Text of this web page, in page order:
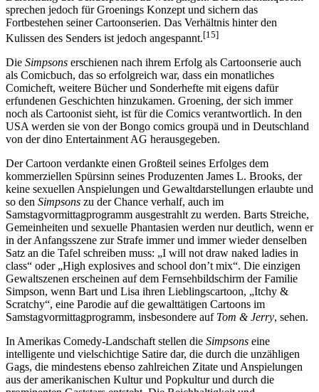
sprechen jedoch für Groenings Konzept und sichern das
Fortbestehen seiner Cartoonserien. Das Verhältnis hinter den
Kulissen des Senders ist jedoch angespannt.[15]
Die Simpsons erschienen nach ihrem Erfolg als Cartoonserie auch
als Comicbuch, das so erfolgreich war, dass ein monatliches
Comicheft, weitere Bücher und Sonderhefte mit eigens dafür
erfundenen Geschichten hinzukamen. Groening, der sich immer
noch als Cartoonist sieht, ist für die Comics verantwortlich. In den
USA werden sie von der Bongo comics groupä und in Deutschland
von der dino Entertainment AG herausgegeben.
Der Cartoon verdankte einen Großteil seines Erfolges dem
kommerziellen Spürsinn seines Produzenten James L. Brooks, der
keine sexuellen Anspielungen und Gewaltdarstellungen erlaubte und
so den Simpsons zu der Chance verhalf, auch im
Samstagvormittagprogramm ausgestrahlt zu werden. Barts Streiche,
Gemeinheiten und sexuelle Phantasien werden nur deutlich, wenn er
in der Anfangsszene zur Strafe immer und immer wieder denselben
Satz an die Tafel schreiben muss: „I will not draw naked ladies in
class“ oder „High explosives and school don’t mix“. Die einzigen
Gewaltszenen erscheinen auf dem Fernsehbildschirm der Familie
Simpson, wenn Bart und Lisa ihren Lieblingscartoon, „Itchy &
Scratchy“, eine Parodie auf die gewalttätigen Cartoons im
Samstagvormittagprogramm, insbesondere auf Tom & Jerry, sehen.
In Amerikas Comedy-Landschaft stellen die Simpsons eine
intelligente und vielschichtige Satire dar, die durch die unzähligen
Gags, die mindestens ebenso zahlreichen Zitate und Anspielungen
aus der amerikanischen Kultur und Popkultur und durch die